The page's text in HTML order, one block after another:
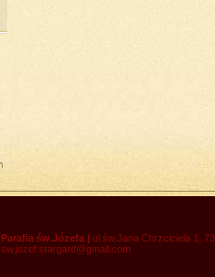
Parafia św.Józefa | ul.św.Jana Chrzciciela 1,
sw.jozef.stargard@gmail.com